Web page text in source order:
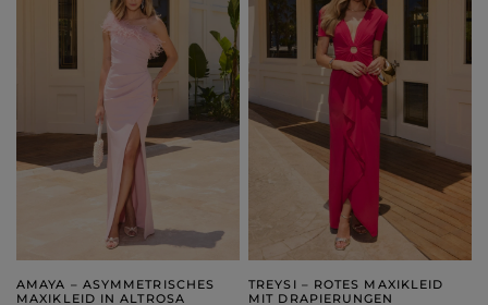
AMAYA – ASYMMETRISCHES
MAXIKLEID IN ALTROSA
TREYSI – ROTES MAXIKLEID
MIT DRAPIERUNGEN